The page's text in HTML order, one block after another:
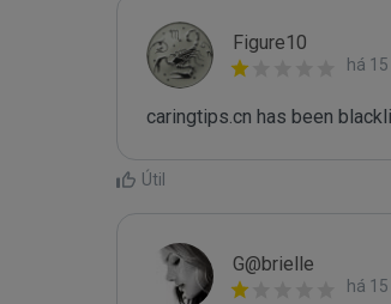
Figure10
há
caringtips.cn has been
Útil
G@brielle
há